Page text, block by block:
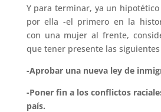
Y para terminar, ya un
por ella -el primero en la
con una mujer al frente,
que tener presente las
-Aprobar una nueva ley de
-Poner fin a los conflictos
país.